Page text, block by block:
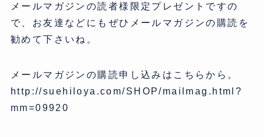
メールマガジンの読者様限定プレゼントですの
で、お友達などにもぜひメールマガジンの購読を
勧めて下さいね。
メールマガジンの購読申し込みはこちらから。
http://suehiloya.com/SHOP/mailmag.html?
mm=09920